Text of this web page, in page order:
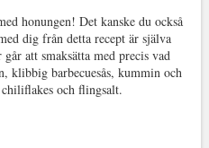
honungen! Det kanske du också
dig från detta recept är själva
att smaksätta med precis vad
klibbig barbecuesås, kummin och
och flingsalt.